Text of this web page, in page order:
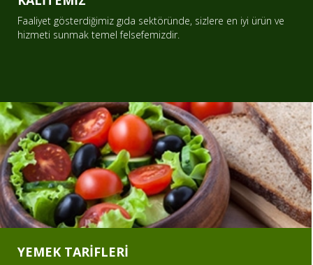
Faaliyet gösterdiğimiz gıda sektöründe, sizlere en iyi ürün ve
hizmeti sunmak temel felsefemizdir.
YEMEK TARİFLERİ